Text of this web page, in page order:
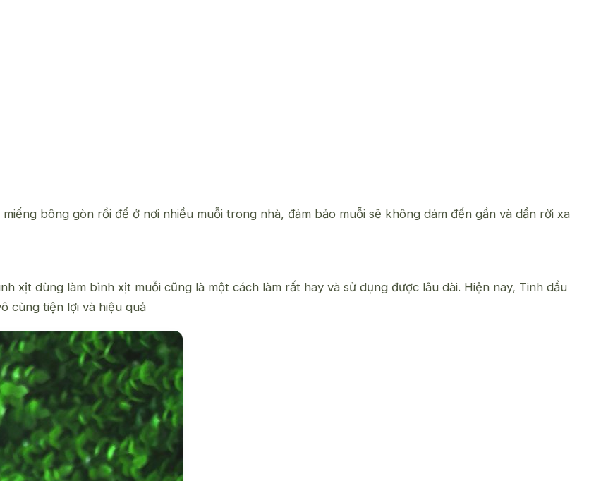
bông gòn rồi để ở nơi nhiều muỗi trong nhà, đảm bảo muỗi sẽ không dám đến gần và dần rời xa
xịt dùng làm bình xịt muỗi cũng là một cách làm rất hay và sử dụng được lâu dài. Hiện nay, Tinh dầu
cùng tiện lợi và hiệu quả